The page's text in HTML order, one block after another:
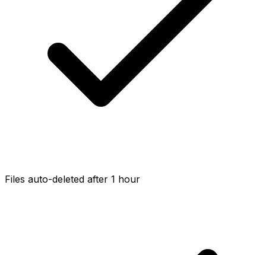
Files auto-deleted after 1 hour